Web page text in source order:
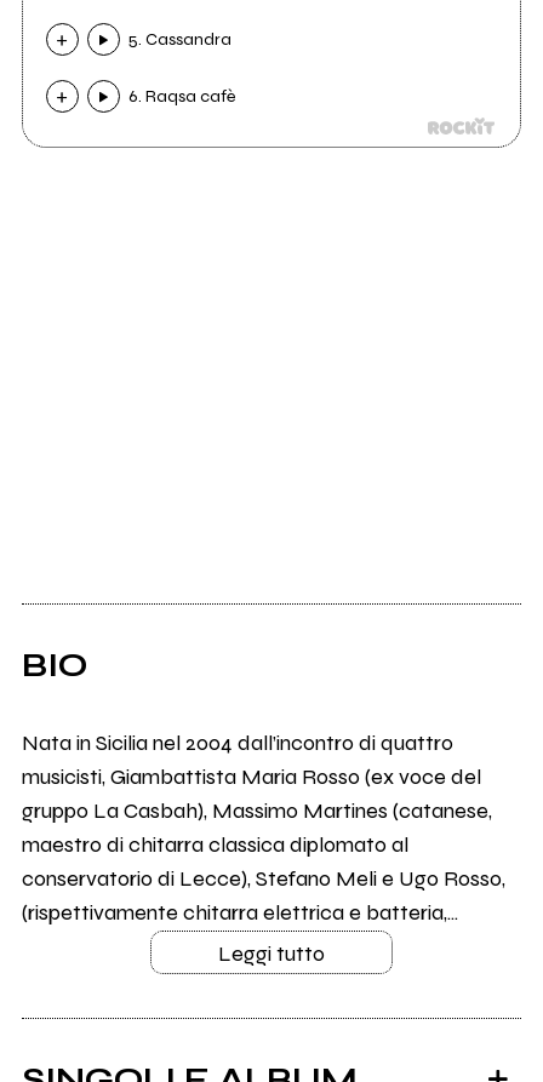
5. Cassandra
6. Raqsa cafè
BIO
Nata in Sicilia nel 2004 dall’incontro di quattro
musicisti, Giambattista Maria Rosso (ex voce del
gruppo La Casbah), Massimo Martines (catanese,
maestro di chitarra classica diplomato al
conservatorio di Lecce), Stefano Meli e Ugo Rosso,
(rispettivamente chitarra elettrica e batteria,...
Leggi tutto